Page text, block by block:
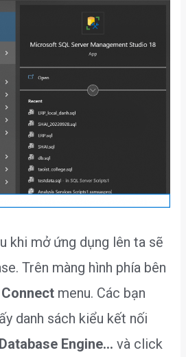
khi mở ứng dụng lên ta sẽ
Trên màng hình phía bên
Connect menu. Các bạn
danh sách kiểu kết nối
Database Engine… và click